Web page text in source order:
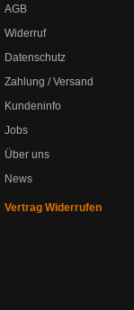
AGB
Widerruf
Datenschutz
Zahlung / Versand
Kundeninfo
Jobs
Über uns
News
Vertrag Widerrufen